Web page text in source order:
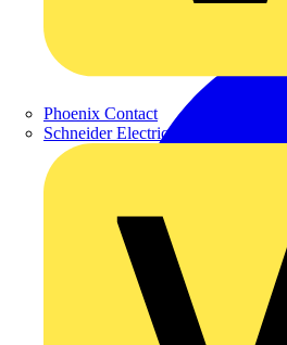
Phoenix Contact
Schneider Electric